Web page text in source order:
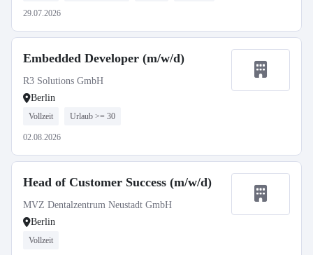
29.07.2026
Embedded Developer (m/w/d)
R3 Solutions GmbH
Berlin
Vollzeit Urlaub >= 30
02.08.2026
Head of Customer Success (m/w/d)
MVZ Dentalzentrum Neustadt GmbH
Berlin
Vollzeit